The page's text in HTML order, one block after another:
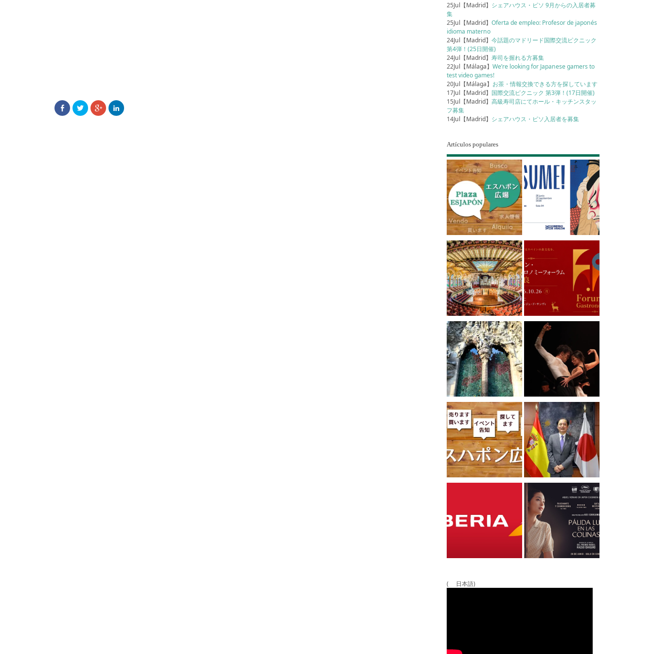
25Jul【Madrid】 シェアハウス・ピソ 9月からの入居者募
集
25Jul【Madrid】Oferta de empleo: Profesor de japonés
idioma materno
24Jul【Madrid】今話題のマドリード国際交流ピクニック
第4弾！(25日開催)
24Jul【Madrid】寿司を握れる方募集
22Jul【Málaga】We’re looking for Japanese gamers to
test video games!
20Jul【Málaga】 お茶・情報交換できる方を探しています
17Jul【Madrid】 国際交流ピクニック 第3弾！(17日開催)
15Jul【Madrid】高級寿司店にてホール・キッチンスタッ
フ募集
14Jul【Madrid】 シェアハウス・ピソ入居者を募集
Artículos populares
( 日本語)